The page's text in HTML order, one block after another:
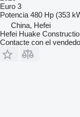
Euro 3
Potencia 480 Hp (353
China, Hefei
Hefei Huake
Contacte con el